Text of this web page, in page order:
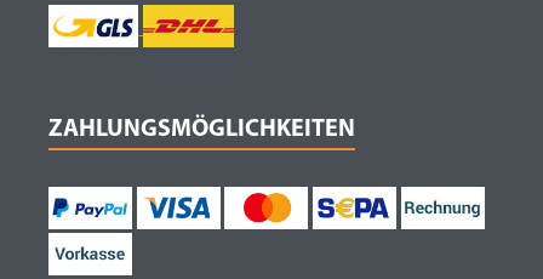
ZAHLUNGSMÖGLICHKEITEN